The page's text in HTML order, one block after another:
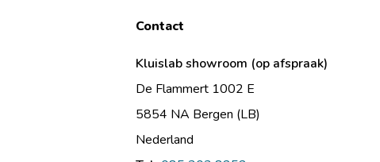
Contact
Kluislab showroom (op afspraak)
De Flammert 1002 E
5854 NA Bergen (LB)
Nederland